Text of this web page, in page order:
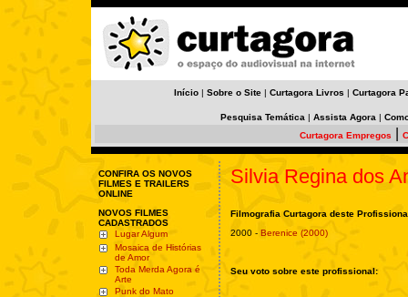
Início | Sobre o Site | Curtagora Livros | Curtagora
Pesquisa Temática | Assista Agora |
Curtagora Empregos
CONFIRA OS NOVOS
FILMES E TRAILERS
ONLINE
NOVOS FILMES
CADASTRADOS
Lugar Algum
Mosaica de Histórias
de Amor
Toda Merda Agora é
Arte
Punk do Mato
Silvia Regina dos
Filmografia Curtagora deste
2000 - Berenice (2000)
Seu voto sobre este profissional: